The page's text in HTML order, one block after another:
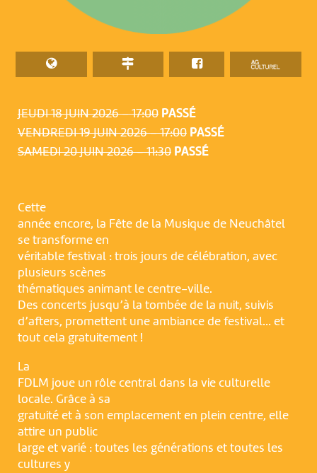
JEUDI 18 JUIN 2026 – 17:00 PASSÉ
VENDREDI 19 JUIN 2026 – 17:00 PASSÉ
SAMEDI 20 JUIN 2026 – 11:30 PASSÉ
Cette
année encore, la Fête de la Musique de Neuchâtel
se transforme en
véritable festival : trois jours de célébration, avec
plusieurs scènes
thématiques animant le centre-ville.
Des concerts jusqu’à la tombée de la nuit, suivis
d’afters, promettent une ambiance de festival… et
tout cela gratuitement !
La
FDLM joue un rôle central dans la vie culturelle
locale. Grâce à sa
gratuité et à son emplacement en plein centre, elle
attire un public
large et varié : toutes les générations et toutes les
cultures y